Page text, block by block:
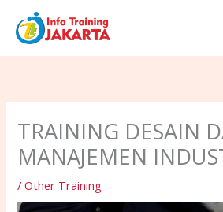
content
TRAINING DESAIN
MANAJEMEN
/Other Training